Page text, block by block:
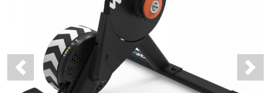
Previous Next